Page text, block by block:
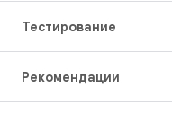
Тестирование
Рекомендации